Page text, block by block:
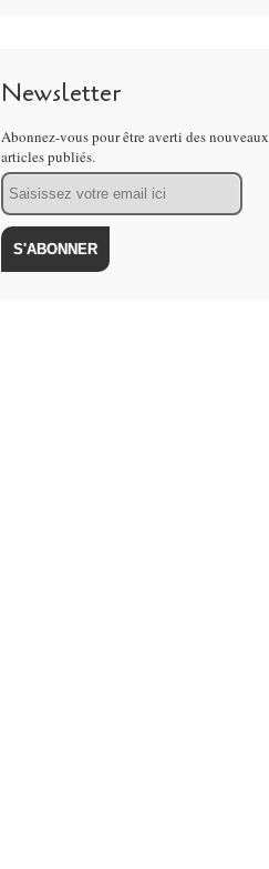
Newsletter
Abonnez-vous pour être averti des nouveaux
articles publiés.
Email